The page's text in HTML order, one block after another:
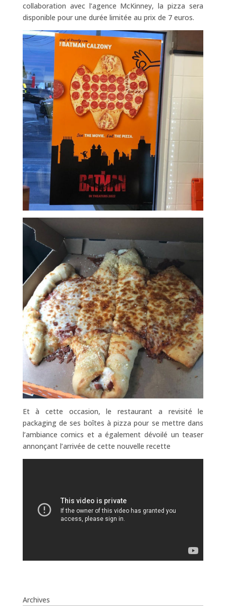
collaboration avec l’agence McKinney, la pizza sera
disponible pour une durée limitée au prix de 7 euros.
Et à cette occasion, le restaurant a revisité le
packaging de ses boîtes à pizza pour se mettre dans
l’ambiance comics et a également dévoilé un teaser
annonçant l’arrivée de cette nouvelle recette
Archives